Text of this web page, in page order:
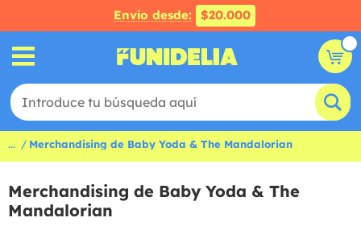
Envío desde: $20.000
... Merchandising de Baby Yoda & The Mandalorian
Merchandising de Baby Yoda & The
Mandalorian